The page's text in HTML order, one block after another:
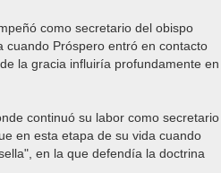
como secretario del obispo
cuando Próspero entró en contacto
la gracia influiría profundamente en
continuó su labor como secretario
en esta etapa de su vida cuando
en la que defendía la doctrina